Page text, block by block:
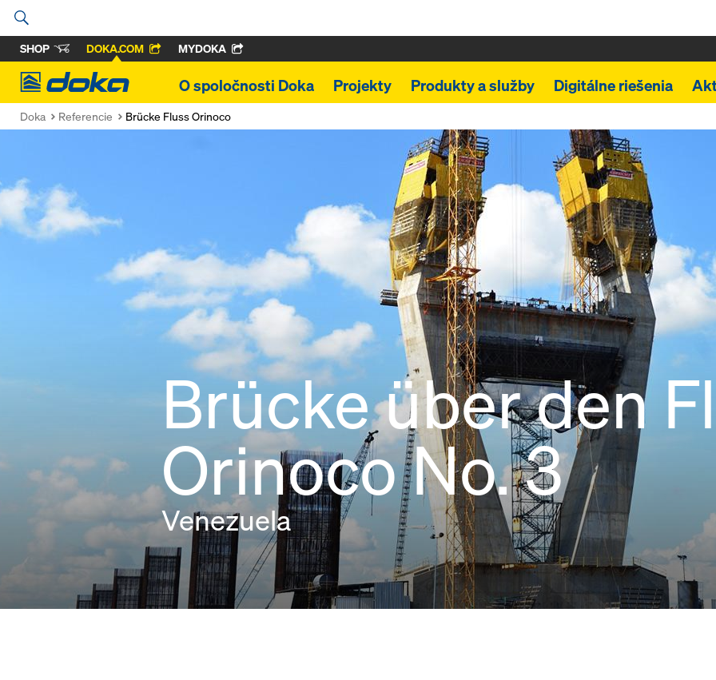
SHOP DOKA.COM MYDOKA
Doka
O spoločnosti Doka Projekty Produkty a služby Digitálne riešenia
Doka Referencie Brücke Fluss Orinoco
Brücke über den
Orinoco No. 3
Venezuela